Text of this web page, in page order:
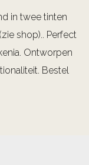
in twee tinten
shop).. Perfect
Ontworpen
Bestel